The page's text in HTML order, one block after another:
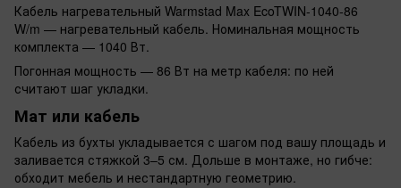
Кабель нагревательный Warmstad Max EcoTWIN-1040-86
W/m — нагревательный кабель. Номинальная мощность
комплекта — 1040 Вт.
Погонная мощность — 86 Вт на метр кабеля: по ней
считают шаг укладки.
Мат или кабель
Кабель из бухты укладывается с шагом под вашу площадь и
заливается стяжкой 3–5 см. Дольше в монтаже, но гибче:
обходит мебель и нестандартную геометрию.